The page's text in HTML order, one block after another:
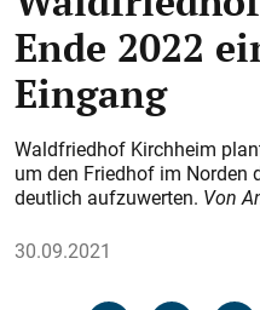
Ende 2022
Eingang
Waldfriedhof Kirchheim
um den Friedhof im Norden
deutlich aufzuwerten. Von
30.09.2021